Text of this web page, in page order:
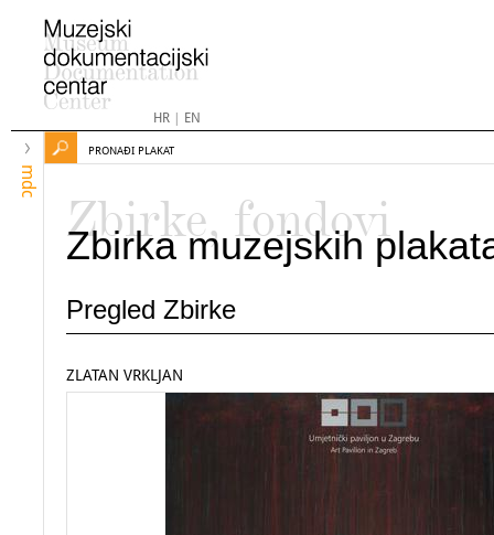
HR| EN
mdc
PRONAĐI PLAKAT
Zbirke, fondovi
Zbirka muzejskih
Pregled Zbirke
ZLATAN VRKLJAN